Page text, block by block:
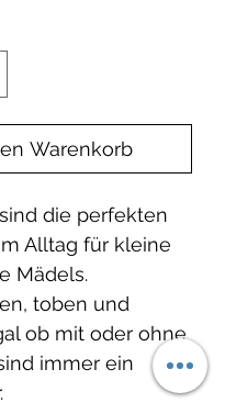
Warenkorb
die perfekten
Alltag für kleine
Mädels.
toben und
ob mit oder ohne
immer ein